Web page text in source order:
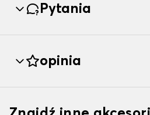
Pytania
opinia